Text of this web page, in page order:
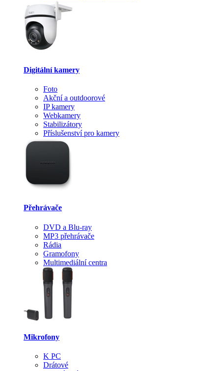
Digitální kamery
Foto
Akční a outdoorové
IP kamery
Webkamery
Stabilizátory
Příslušenství pro kamery
Přehrávače
DVD a Blu-ray
MP3 přehrávače
Rádia
Gramofony
Multimediální centra
Mikrofony
K PC
Drátové